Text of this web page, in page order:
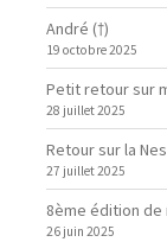
André (†)
19 octobre 2025
Petit retour sur
28 juillet 2025
Retour sur la
27 juillet 2025
8ème édition
26 juin 2025